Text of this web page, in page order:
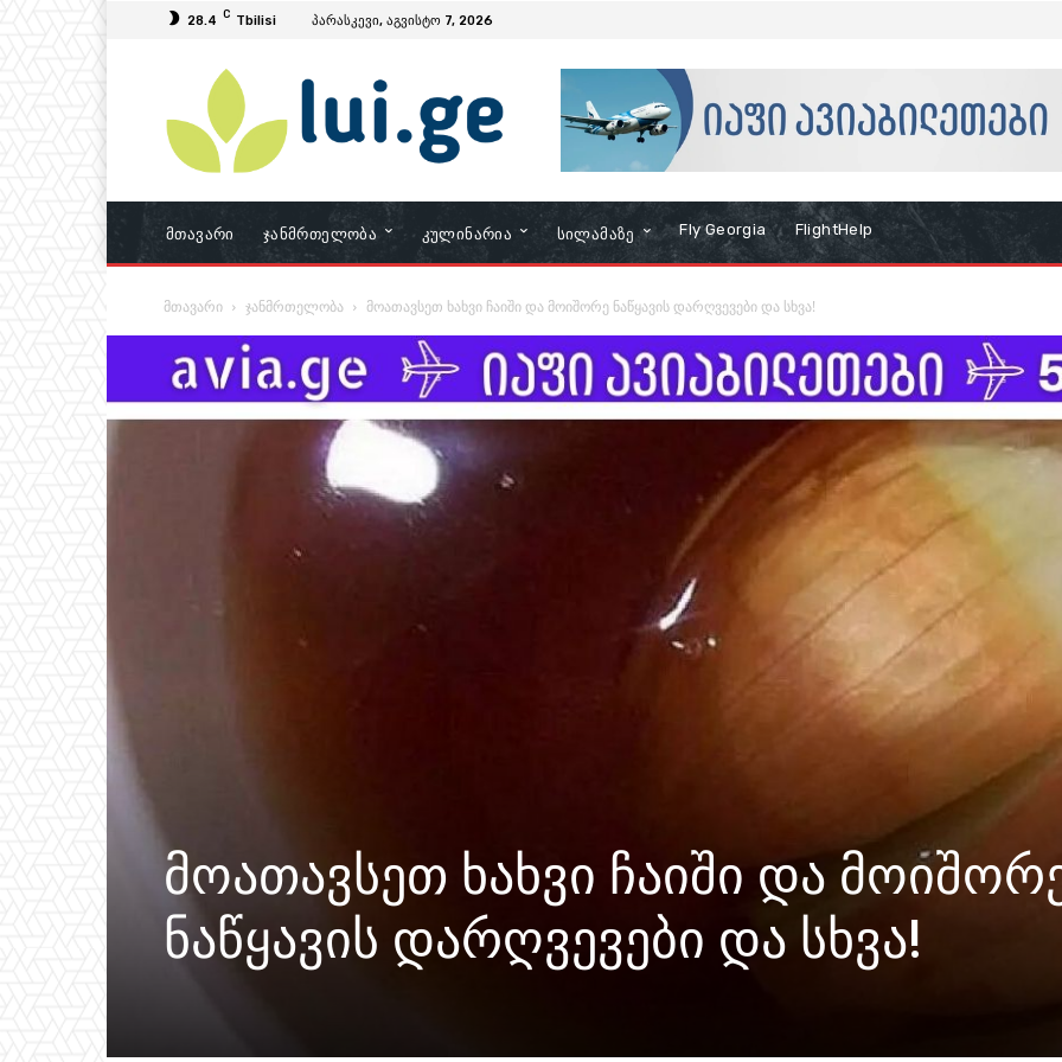
28.4 C Tbilisi პარასკევი, აგვისტო 7, 2026
Მთავარი Ჯანმრთელობა Კულინარია Სილამაზე Fly Georgia FlightHelp
მთავარი ჯანმრთელობა მოათავსეთ ხახვი ჩაიში და მოიშორე ნაწყავის დარღვევები და სხვა!
მოათავსეთ ხახვი ჩაიში და
ნაწყავის დარღვევები და სხვა!